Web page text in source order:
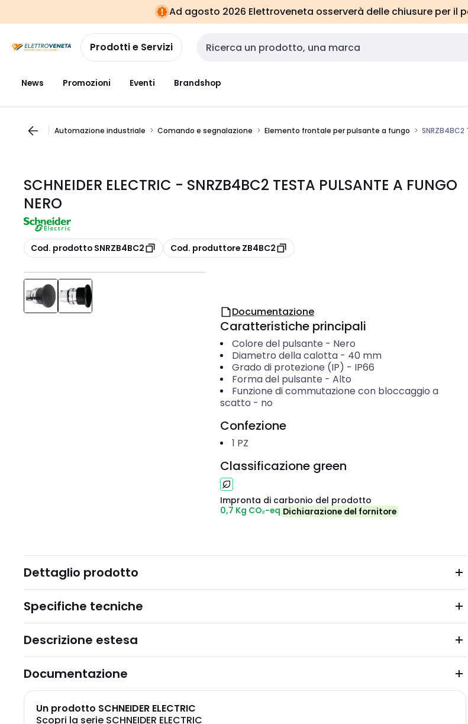
navigazionealla
pagina
Ad agosto 2026 Elettroveneta osserverà delle chiusure per il
Prodotti e Servizi Cerca input
News Promozioni Eventi Brandshop
Automazione industriale Comando e segnalazione Elemento frontale per pulsante a fungo SNRZB4BC2
SCHNEIDER ELECTRIC - SNRZB4BC2 TESTA PULSANTE A FUNGO
NERO
copia
Cod. prodotto SNRZB4BC2 copia
Cod. produttore ZB4BC2
Documentazione
Caratteristiche principali
Colore del pulsante - Nero
Diametro della calotta- 40 mm
Grado di protezione (IP) - IP66
Forma del pulsante - Alto
Funzione di commutazione con bloccaggio a
scatto - no
Confezione
1 PZ
Classificazione green
Impronta di carbonio del prodotto
0,7 Kg CO₂-eq Dichiarazione del fornitore
Dettaglio prodotto
Specifiche tecniche
Descrizione estesa
Documentazione
Un prodotto SCHNEIDER ELECTRIC
Scopri la serie SCHNEIDER ELECTRIC